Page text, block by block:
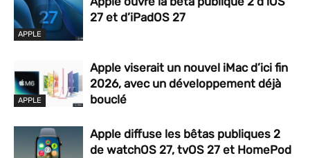
APPLE
27 et d’iPadOS 27
APPLE
Apple viserait un nouvel iMac d’ici fin
2026, avec un développement déjà
bouclé
Apple diffuse les bêtas publiques 2
de watchOS 27, tvOS 27 et HomePod